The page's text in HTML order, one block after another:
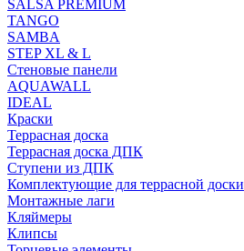
SALSA PREMIUM
TANGO
SAMBA
STEP XL & L
Стеновые панели
AQUAWALL
IDEAL
Краски
Террасная доска
Террасная доска ДПК
Ступени из ДПК
Комплектующие для террасной доски
Монтажные лаги
Кляймеры
Клипсы